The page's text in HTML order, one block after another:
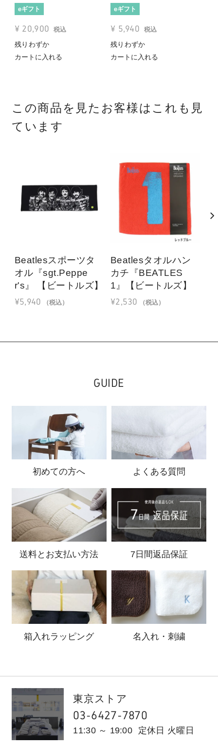
eギフト
¥ 20,900 税込
残りわずか
カートに入れる
eギフト
¥ 5,940 税込
残りわずか
カートに入れる
この商品を見たお客様はこれも見
ています
Beatlesスポーツタ
オル『sgt.Peppe
r's』 【ビートルズ】
¥5,940 （税込）
Beatlesタオルハン
カチ『BEATLES
1』【ビートルズ】
¥2,530 （税込）
GUIDE
初めての方へ よくある質問
送料と お支払い方法 7日間返品保証
箱入れラッピング 名入れ・刺繍
東京ストア
03-6427-7870
11:30 ～ 19:00 定休日 火曜日